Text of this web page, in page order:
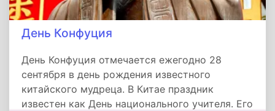
День Конфуция
День Конфуция отмечается ежегодно 28
сентября в день рождения известного
китайского мудреца. В Китае праздник
известен как День национального учителя. Его